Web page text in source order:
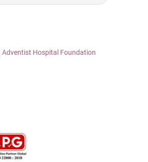
Adventist Hospital Foundation